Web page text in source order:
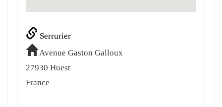
Serrurier
Avenue Gaston Galloux
27930 Huest
France